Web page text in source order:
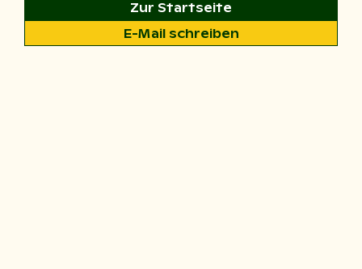
Zur Startseite
E-Mail schreiben